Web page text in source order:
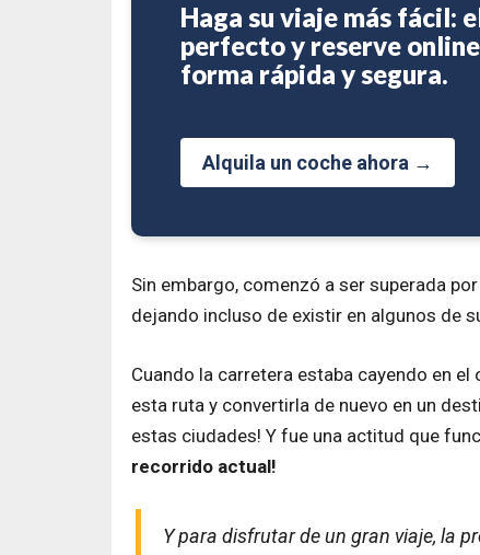
Haga su viaje más fácil:
perfecto y reserve
forma rápida y segura.
Alquila un coche ahora →
Sin embargo, comenzó a ser superada
dejando incluso de existir en algunos de
Cuando la carretera estaba cayendo en
esta ruta y convertirla de nuevo en un
estas ciudades! Y fue una actitud que
recorrido actual!
Y para disfrutar de un gran viaje, la